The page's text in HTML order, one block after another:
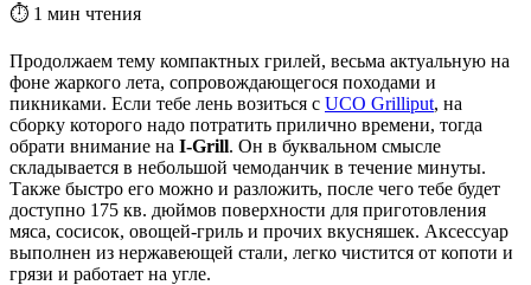
⏱ 1 мин чтения
Продолжаем тему компактных грилей, весьма актуальную на
фоне жаркого лета, сопровождающегося походами и
пикниками. Если тебе лень возиться с UCO Grilliput, на
сборку которого надо потратить прилично времени, тогда
обрати внимание на I-Grill. Он в буквальном смысле
складывается в небольшой чемоданчик в течение минуты.
Также быстро его можно и разложить, после чего тебе будет
доступно 175 кв. дюймов поверхности для приготовления
мяса, сосисок, овощей-гриль и прочих вкусняшек. Аксессуар
выполнен из нержавеющей стали, легко чистится от копоти и
грязи и работает на угле.